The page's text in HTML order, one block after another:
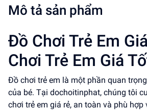
Mô tả sản phẩm
Đồ Chơi Trẻ Em
Chơi Trẻ Em Giá
Đồ chơi trẻ em là một phần quan
của bé. Tại dochoitinphat, chúng tôi
chơi trẻ em giá rẻ, an toàn và phù hợp